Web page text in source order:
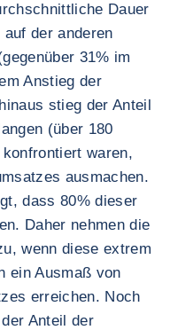
Dauer
der anderen
31% im
Anstieg der
stieg der Anteil
(über 180
waren,
ausmachen.
dass 80% dieser
Daher nehmen die
wenn diese extrem
ein Ausmaß von
erreichen. Noch
Anteil der